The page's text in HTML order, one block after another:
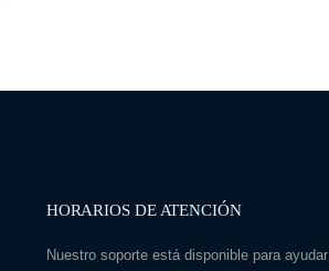
HORARIOS DE ATENCIÓN
Nuestro soporte está disponible para ayudar